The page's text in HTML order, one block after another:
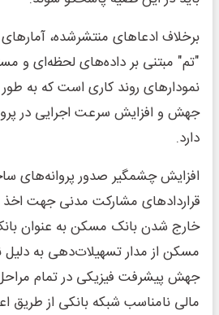
برخلاف ادعاهای منتشرشده، آمارهای
"تم" مبتنی بر داده‌های لحظه‌ای و
نمودارهای روند کاری است که به
جهش و افزایش سرعت اجرایی در
دارد.
افزایش چشمگیر صدور پروانه‌های
قراردادهای مشارکت مدنی جهت اخذ
خارج شدن بانک مسکن به عنوان
مسکن از مدار تسهیلات‌دهی به دلیل
جهش پیشرفت فیزیکی در تمام
مالی نامناسب شبکه بانکی از طریق